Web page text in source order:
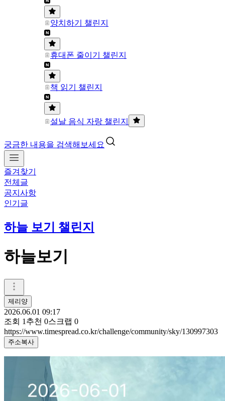
양치하기 챌린지
휴대폰 줄이기 챌린지
책 읽기 챌린지
설날 음식 자랑 챌린지
궁금한 내용을 검색해보세요
즐겨찾기
전체글
공지사항
인기글
하늘 보기 챌린지
하늘보기
제리양
2026.06.01 09:17
조회 1 추천 0스크랩 0
https://www.timespread.co.kr/challenge/community/sky/130997303
주소복사